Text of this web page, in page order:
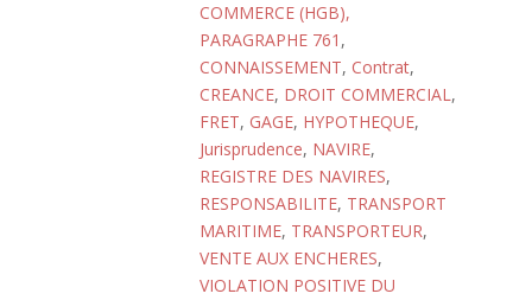
COMMERCE (HGB),
PARAGRAPHE 761 ,
CONNAISSEMENT, Contrat,
CREANCE, DROIT COMMERCIAL,
FRET, GAGE, HYPOTHEQUE,
Jurisprudence, NAVIRE,
REGISTRE DES NAVIRES,
RESPONSABILITE, TRANSPORT
MARITIME, TRANSPORTEUR,
VENTE AUX ENCHERES,
VIOLATION POSITIVE DU